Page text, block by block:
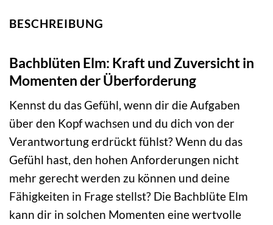
BESCHREIBUNG
Bachblüten Elm: Kraft und Zuversicht in
Momenten der Überforderung
Kennst du das Gefühl, wenn dir die Aufgaben
über den Kopf wachsen und du dich von der
Verantwortung erdrückt fühlst? Wenn du das
Gefühl hast, den hohen Anforderungen nicht
mehr gerecht werden zu können und deine
Fähigkeiten in Frage stellst? Die Bachblüte Elm
kann dir in solchen Momenten eine wertvolle